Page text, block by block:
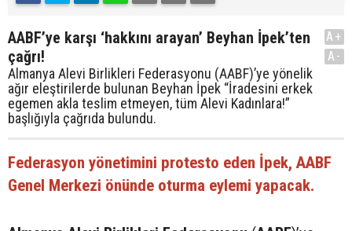
AABF’ye karşı ‘hakkını arayan’ Beyhan İpek’ten
çağrı!
Almanya Alevi Birlikleri Federasyonu (AABF)’ye yönelik
ağır eleştirilerde bulunan Beyhan İpek “İradesini erkek
egemen akla teslim etmeyen, tüm Alevi Kadınlara!”
başlığıyla çağrıda bulundu.
A+
A-
Federasyon yönetimini protesto eden İpek, AABF
Genel Merkezi önünde oturma eylemi yapacak.